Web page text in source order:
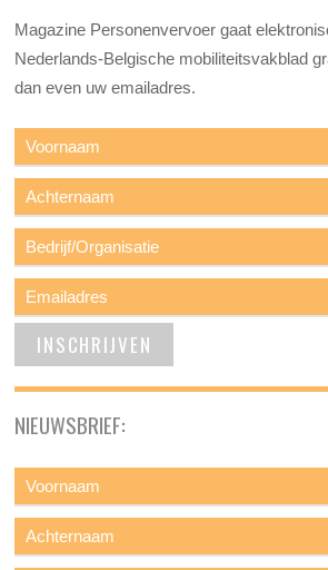
Magazine Personenvervoer gaat
Nederlands-Belgische mobiliteitsvakblad
dan even uw emailadres.
NIEUWSBRIEF: